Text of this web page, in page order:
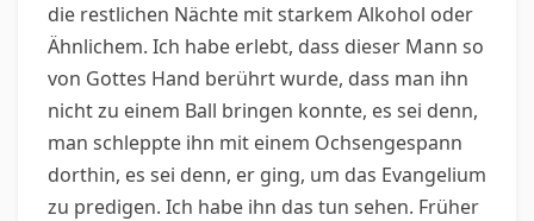
die restlichen Nächte mit starkem Alkohol oder
Ähnlichem. Ich habe erlebt, dass dieser Mann so
von Gottes Hand berührt wurde, dass man ihn
nicht zu einem Ball bringen konnte, es sei denn,
man schleppte ihn mit einem Ochsengespann
dorthin, es sei denn, er ging, um das Evangelium
zu predigen. Ich habe ihn das tun sehen. Früher